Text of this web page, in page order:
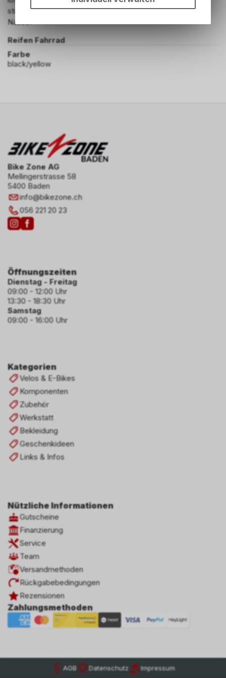
stützen die Stollen und erleichtern die Schlammabgabe bei
Nässe.
Reifen Fahrrad
Farbe
black/yellow
Bike Zone AG
Mellingerstrasse 58
5400 Baden
info@bikezone.ch
056 221 20 23
Kategorien
Velos & E-Bikes
Komponenten
Zubehör
Werkstatt
Bekleidung
Geschenkideen
Links & Infos
Nützliche Informationen
Gutscheine
Finanzierung
Service
Team
Versandmethoden
Rückgabebedingungen
Rezensionen
Zahlungsmethoden
Öffnungszeiten
Dienstag - Freitag
09:00 - 12:00 Uhr
13:30 - 18:30 Uhr
Samstag
09:00 - 16:00 Uhr
AGB Datenschutz Impressum
Funktionen unseres Online-